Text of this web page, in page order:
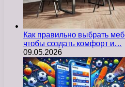
Как правильно выбрать
чтобы создать комфорт и…
09.05.2026